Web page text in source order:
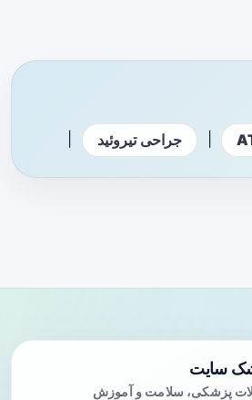
جراحی تیروئید
سایت
پزشکی، سلامت و آموزش